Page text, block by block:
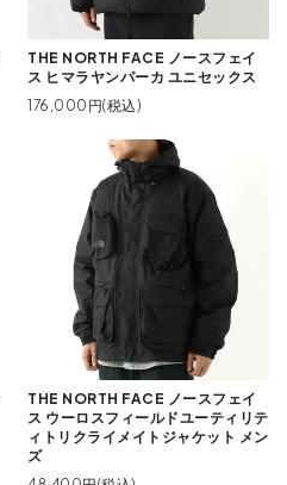
THE NORTH FACE ノースフェイ
ス ヒマラヤンパーカ ユニセックス
176,000円(税込)
THE NORTH FACE ノースフェイ
ス ウーロスフィールドユーティリテ
ィトリクライメイトジャケット メン
ズ